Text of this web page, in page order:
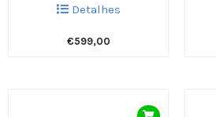
Detalhes
€599,00